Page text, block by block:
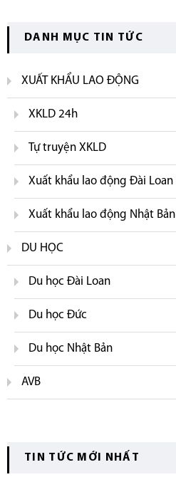
DANH MỤC TIN TỨC
XUẤT KHẨU LAO ĐỘNG
XKLD 24h
Tự truyện XKLD
Xuất khẩu lao động Đài Loan
Xuất khẩu lao động Nhật Bản
DU HỌC
Du học Đài Loan
Du học Đức
Du học Nhật Bản
AVB
TIN TỨC MỚI NHẤT